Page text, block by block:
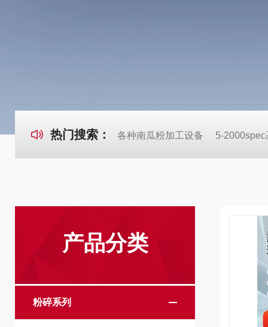
热门搜索： 各种南瓜粉加工设备 5-
产品分类
粉碎系列